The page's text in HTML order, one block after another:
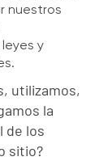
nuestros
y
utilizamos,
la
de los
sitio?